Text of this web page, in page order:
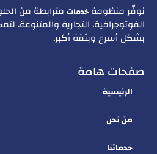
نوفّر منظومة خدمات مترابطة من
الفوتوجرافية، التجارية
بشكل أسرع وبثقة أكبر.
صفحات هامة
الرئيسية
من نحن
خدماتنا